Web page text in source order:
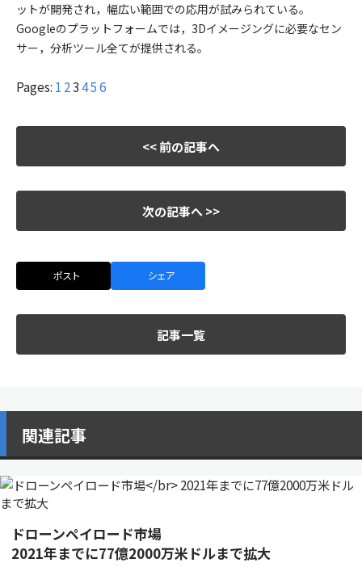
ットが開発され，幅広い範囲での応用が試みられている。
Googleのプラットフォームでは，3Dイメージングに必要なセン
サー，分析ツール全てが提供される。
Pages: 1 23456
<< 前の記事へ
次の記事へ >>
ポスト シェア
記事一覧
関連記事
ドローンペイロード市場
2021年までに77億2000万米ドルまで拡大